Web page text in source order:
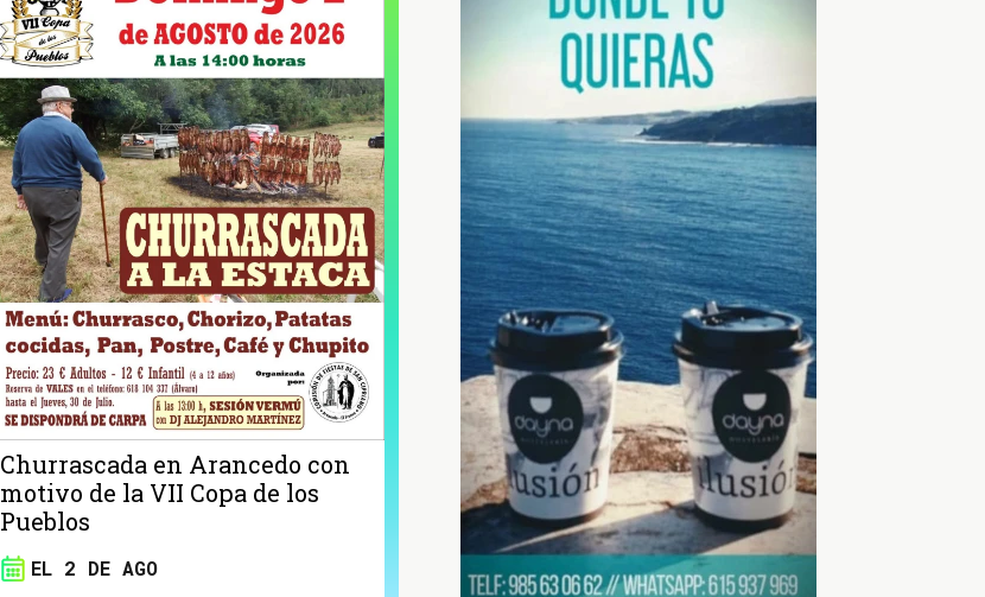
Churrascada en Arancedo con
motivo de la VII Copa de los
Pueblos
EL 2 DE AGO